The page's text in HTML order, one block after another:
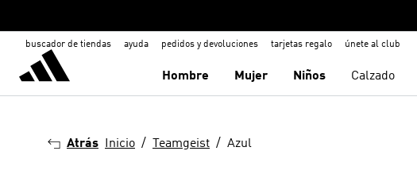
buscador de tiendas ayuda pedidos y devoluciones tarjetas regalo únete al club
Hombre Mujer Niños Calzado
Atrás Inicio Teamgeist Azul